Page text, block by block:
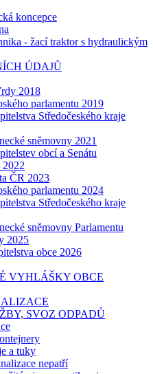
koncepce
- žací traktor s hydraulickým
ÚDAJŮ
2018
parlamentu 2019
Středočeského kraje
sněmovny 2021
obcí a Senátu
2022
ČR 2023
parlamentu 2024
Středočeského kraje
sněmovny Parlamentu
2025
obce 2026
VYHLÁŠKY OBCE
SVOZ ODPADŮ
a tuky
nepatří